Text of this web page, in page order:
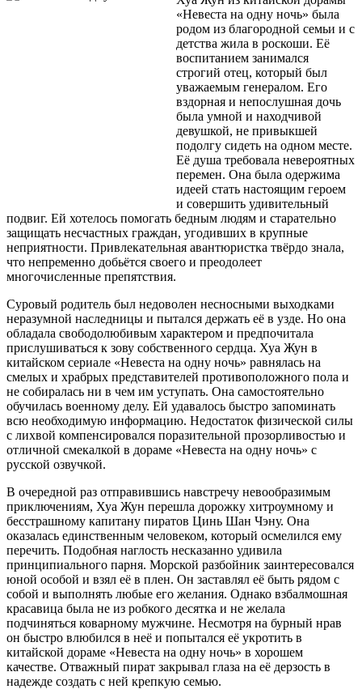
«Невеста на одну ночь» была
родом из благородной семьи и с
детства жила в роскоши. Её
воспитанием занимался
строгий отец, который был
уважаемым генералом. Его
вздорная и непослушная дочь
была умной и находчивой
девушкой, не привыкшей
подолгу сидеть на одном месте.
Её душа требовала невероятных
перемен. Она была одержима
идеей стать настоящим героем
и совершить удивительный
подвиг. Ей хотелось помогать бедным людям и старательно
защищать несчастных граждан, угодивших в крупные
неприятности. Привлекательная авантюристка твёрдо знала,
что непременно добьётся своего и преодолеет
многочисленные препятствия.
Суровый родитель был недоволен несносными выходками
неразумной наследницы и пытался держать её в узде. Но она
обладала свободолюбивым характером и предпочитала
прислушиваться к зову собственного сердца. Хуа Жун в
китайском сериале «Невеста на одну ночь» равнялась на
смелых и храбрых представителей противоположного пола и
не собиралась ни в чем им уступать. Она самостоятельно
обучилась военному делу. Ей удавалось быстро запоминать
всю необходимую информацию. Недостаток физической силы
с лихвой компенсировался поразительной прозорливостью и
отличной смекалкой в дораме «Невеста на одну ночь» с
русской озвучкой.
В очередной раз отправившись навстречу невообразимым
приключениям, Хуа Жун перешла дорожку хитроумному и
бесстрашному капитану пиратов Цинь Шан Чэну. Она
оказалась единственным человеком, который осмелился ему
перечить. Подобная наглость несказанно удивила
принципиального парня. Морской разбойник заинтересовался
юной особой и взял её в плен. Он заставлял её быть рядом с
собой и выполнять любые его желания. Однако взбалмошная
красавица была не из робкого десятка и не желала
подчиняться коварному мужчине. Несмотря на бурный нрав
он быстро влюбился в неё и попытался её укротить в
китайской дораме «Невеста на одну ночь» в хорошем
качестве. Отважный пират закрывал глаза на её дерзость в
надежде создать с ней крепкую семью.